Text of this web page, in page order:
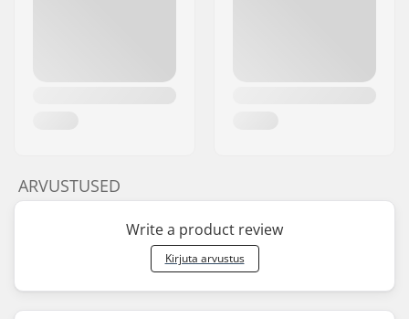
ARVUSTUSED
Write a product review
Kirjuta arvustus